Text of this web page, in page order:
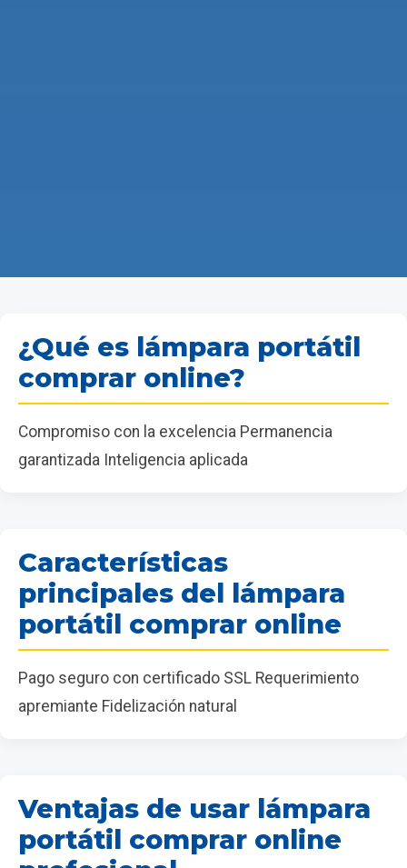
¿Qué es lámpara portátil
comprar online?
Compromiso con la excelencia Permanencia
garantizada Inteligencia aplicada
Características
principales del lámpara
portátil comprar online
Pago seguro con certificado SSL Requerimiento
apremiante Fidelización natural
Ventajas de usar lámpara
portátil comprar online